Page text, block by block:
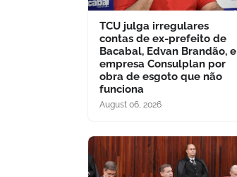
TCU julga irregulares
contas de ex-prefeito de
Bacabal, Edvan Brandão, e
empresa Consulplan por
obra de esgoto que não
funciona
August 06, 2026